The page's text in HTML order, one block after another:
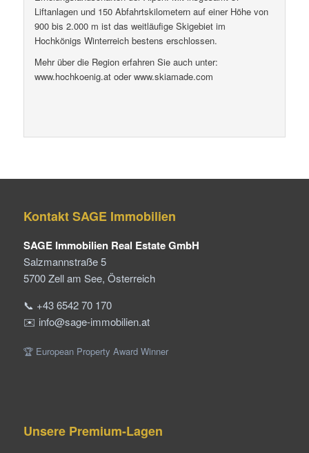
Liftanlagen und 150 Abfahrtskilometern auf einer Höhe von
900 bis 2.000 m ist das weitläufige Skigebiet im
Hochkönigs Winterreich bestens erschlossen.
Mehr über die Region erfahren Sie auch unter:
www.hochkoenig.at oder www.skiamade.com
Kontakt SAGE Immobilien
SAGE Immobilien Real Estate GmbH
Salzmannstraße 5
5700 Zell am See, Österreich
📞 +43 6542 70 170
✉️ info@sage-immobilien.at
🏆 European Property Award Winner
Unsere Premium-Lagen